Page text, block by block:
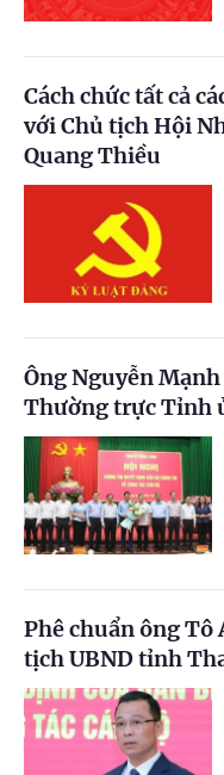
Cách chức tất cả
với Chủ tịch Hội
Quang Thiều
Ông Nguyễn
Thường trực Tỉnh
Phê chuẩn ông Tô
tịch UBND tỉnh